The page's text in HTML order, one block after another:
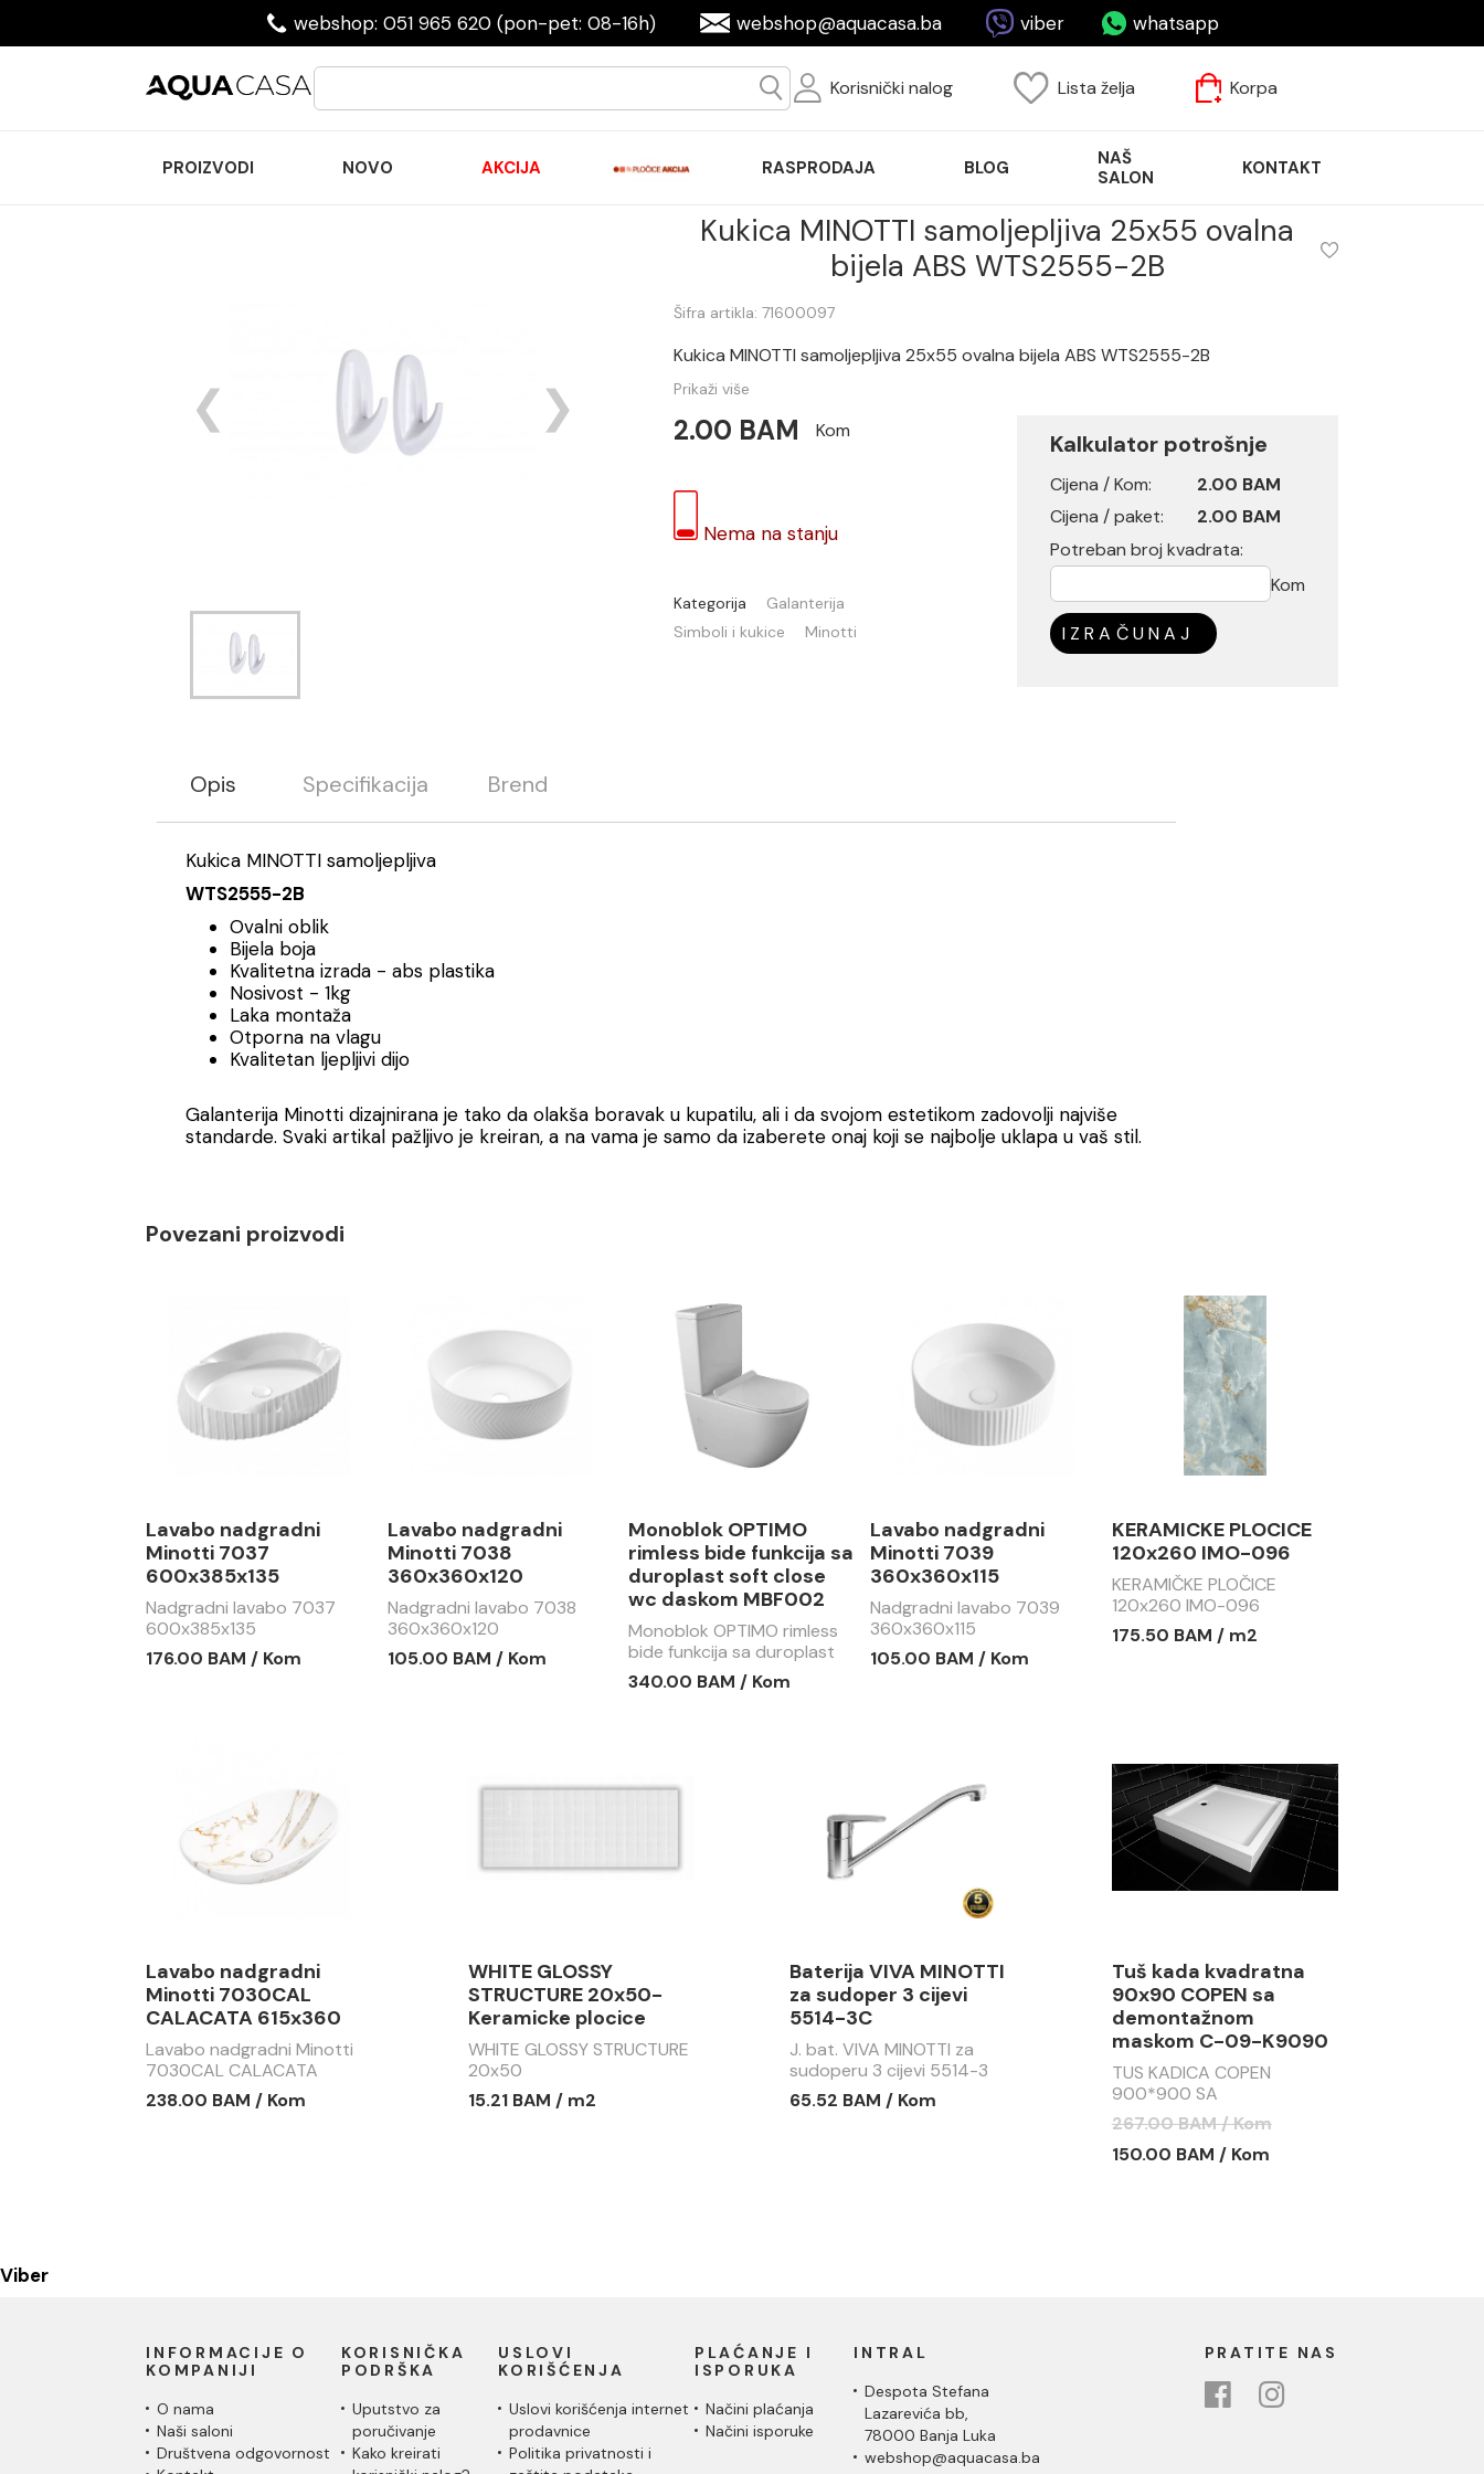
webshop: 051 965 620 (pon-pet: 08-16h) webshop@aquacasa.ba viber whatsapp
Korisnički nalog Lista želja Korpa
PROIZVODI NOVO AKCIJA RASPRODAJA BLOG
NAŠ
SALON
KONTAKT
Kukica MINOTTI samoljepljiva 25x55 ovalna
bijela ABS WTS2555-2B
Šifra artikla: 71600097
Kukica MINOTTI samoljepljiva 25x55 ovalna bijela ABS WTS2555-2B
Prikaži više
2.00 BAM Kom
Nema na stanju
Kategorija
Galanterija
Simboli i kukice
Minotti
Kalkulator potrošnje
Cijena / Kom:
2.00 BAM
Cijena / paket:
2.00 BAM
Potreban broj kvadrata:
Kom
IZRAČUNAJ
Opis Specifikacija Brend
Kukica MINOTTI samoljepljiva
WTS2555-2B
Ovalni oblik
Bijela boja
Kvalitetna izrada - abs plastika
Nosivost - 1kg
Laka montaža
Otporna na vlagu
Kvalitetan ljepljivi dijo
Galanterija Minotti dizajnirana je tako da olakša boravak u kupatilu, ali i da svojom estetikom zadovolji najviše
standarde. Svaki artikal pažljivo je kreiran, a na vama je samo da izaberete onaj koji se najbolje uklapa u vaš stil.
Povezani proizvodi
Lavabo nadgradni
Minotti 7037
600x385x135
Nadgradni lavabo 7037
600x385x135
176.00 BAM / Kom
Lavabo nadgradni
Minotti 7038
360x360x120
Nadgradni lavabo 7038
360x360x120
105.00 BAM / Kom
Monoblok OPTIMO
rimless bide funkcija sa
duroplast soft close
wc daskom MBF002
Monoblok OPTIMO rimless
bide funkcija sa duroplast
soft close wc daskom
MBF002
340.00 BAM / Kom
Lavabo nadgradni
Minotti 7039
360x360x115
Nadgradni lavabo 7039
360x360x115
105.00 BAM / Kom
KERAMICKE PLOCICE
120x260 IMO-096
KERAMIČKE PLOČICE
120x260 IMO-096
175.50 BAM / m2
Lavabo nadgradni
Minotti 7030CAL
CALACATA 615x360
Lavabo nadgradni Minotti
7030CAL CALACATA
615x360
238.00 BAM / Kom
WHITE GLOSSY
STRUCTURE 20x50-
Keramicke plocice
WHITE GLOSSY STRUCTURE
20x50
15.21 BAM / m2
Baterija VIVA MINOTTI
za sudoper 3 cijevi
5514-3C
J. bat. VIVA MINOTTI za
sudoperu 3 cijevi 5514-3
65.52 BAM / Kom
Tuš kada kvadratna
90x90 COPEN sa
demontažnom
maskom C-09-K9090
TUS KADICA COPEN
900*900 SA
DEMONTAŽNOM MASKOM
C-09-K9090
267.00 BAM / Kom
150.00 BAM / Kom
Viber
INFORMACIJE O
KOMPANIJI
O nama
Naši saloni
Društvena odgovornost
KORISNIČKA
PODRŠKA
Uputstvo za
poručivanje
Kako kreirati
USLOVI
KORIŠĆENJA
Uslovi korišćenja internet
prodavnice
Politika privatnosti i
PLAĆANJE I
ISPORUKA
Načini plaćanja
Načini isporuke
INTRAL
Despota Stefana
Lazarevića bb,
78000 Banja Luka
webshop@aquacasa.ba
PRATITE NAS